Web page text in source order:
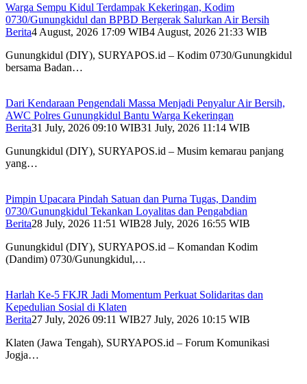
Warga Sempu Kidul Terdampak Kekeringan, Kodim
0730/Gunungkidul dan BPBD Bergerak Salurkan Air Bersih
Berita4 August, 2026 17:09 WIB4 August, 2026 21:33 WIB
Gunungkidul (DIY), SURYAPOS.id – Kodim 0730/Gunungkidul
bersama Badan…
Dari Kendaraan Pengendali Massa Menjadi Penyalur Air Bersih,
AWC Polres Gunungkidul Bantu Warga Kekeringan
Berita31 July, 2026 09:10 WIB31 July, 2026 11:14 WIB
Gunungkidul (DIY), SURYAPOS.id – Musim kemarau panjang
yang…
Pimpin Upacara Pindah Satuan dan Purna Tugas, Dandim
0730/Gunungkidul Tekankan Loyalitas dan Pengabdian
Berita28 July, 2026 11:51 WIB28 July, 2026 16:55 WIB
Gunungkidul (DIY), SURYAPOS.id – Komandan Kodim
(Dandim) 0730/Gunungkidul,…
Harlah Ke-5 FKJR Jadi Momentum Perkuat Solidaritas dan
Kepedulian Sosial di Klaten
Berita27 July, 2026 09:11 WIB27 July, 2026 10:15 WIB
Klaten (Jawa Tengah), SURYAPOS.id – Forum Komunikasi
Jogja…